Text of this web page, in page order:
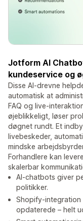
Jotform AI
kundeservice og
Disse AI-drevne
automatisk at
FAQ og live-
øjeblikkeligt, løser
døgnet rundt. Et
livebeskeder,
mindske
Forhandlere kan
skalerbar
AI-chatbots giver
politikker.
Shopify-
opdaterede – helt